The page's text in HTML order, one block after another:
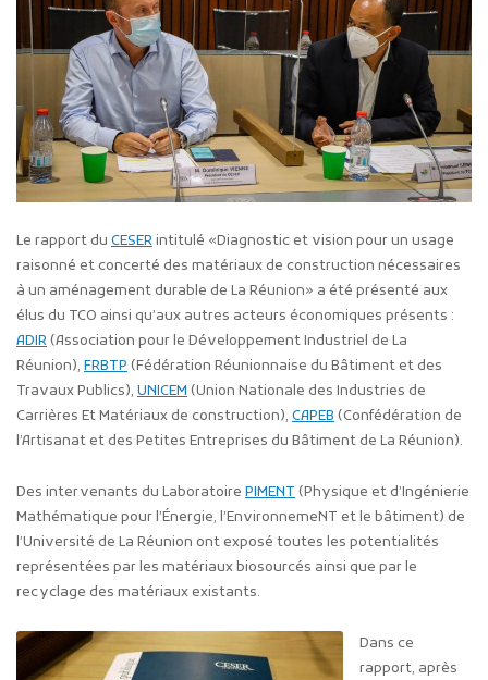
Le rapport du CESERintitulé «Diagnostic et vision pour un usage
raisonné et concerté des matériaux de construction nécessaires
à un aménagement durable de La Réunion» a été présenté aux
élus du TCO ainsi qu’aux autres acteurs économiques présents :
ADIR(Association pour le Développement Industriel de La
Réunion), FRBTP (Fédération Réunionnaise du Bâtiment et des
Travaux Publics), UNICEM (Union Nationale des Industries de
Carrières Et Matériaux de construction), CAPEB (Confédération de
l’Artisanat et des Petites Entreprises du Bâtiment de La Réunion).
Des intervenants du Laboratoire PIMENT (Physique et d’Ingénierie
Mathématique pour l’Énergie, l’EnvironnemeNT et le bâtiment) de
l’Université de La Réunion ont exposé toutes les potentialités
représentées par les matériaux biosourcés ainsi que par le
recyclage des matériaux existants.
Dans ce
rapport, après